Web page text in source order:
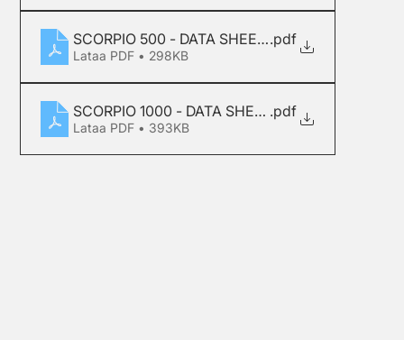
SCORPIO 500 - DATA SHEET (1)
.pdf
Lataa PDF • 298KB
SCORPIO 1000 - DATA SHEET (1)
.pdf
Lataa PDF • 393KB